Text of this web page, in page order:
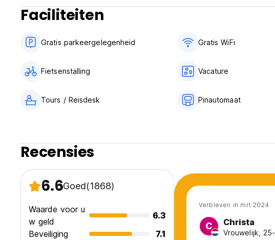
U moet een INTERNATIONAAL paspoort hebben en ouder zijn dan 18
mag absoluut geen alcohol worden meegebracht naar de
Houd er rekening mee dat inchecken momenteel alleen mogelijk is
donderdag en zondag. Inchecken is mogelijk van 14.00 tot 22.00 uur
Op eerste kerstdag en nieuwjaarsdag zijn wij gesloten voor in- en
Backpackers In Paradise 18-35 Hostel houdt een borg van $ 10 in op
language)
Faciliteiten
Gratis parkeergelegenheid Gratis WiFi
Fietsenstalling Vacature
Tours / Reisdesk Pinautomaat
Recensies
6.6Goed(1868)
Waarde voor u
w geld
6.3
Beveiliging
7.1
Verbleven in mrt 2024
C Christa
Vrouwelijk,